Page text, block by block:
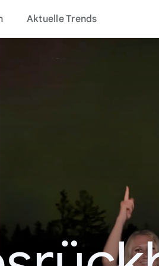
Aktuelle Trends